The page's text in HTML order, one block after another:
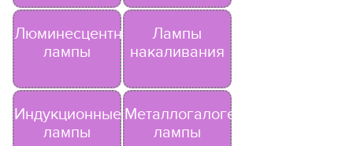
Люминесцентные
лампы
Лампы
накаливания
Индукционные
лампы
Металлогалогенные
лампы